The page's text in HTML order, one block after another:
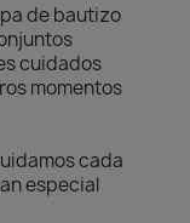
de bautizo
cuidados
momentos
cada
especial